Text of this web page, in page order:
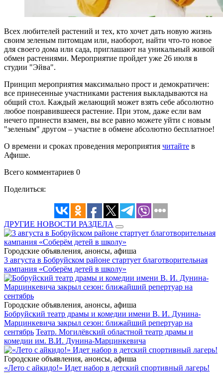
Всех любителей растений и тех, кто хочет дать новую жизнь
своим зеленым питомцам или, наоборот, найти что-то новое
для своего дома или сада, приглашают на уникальный живой
обмен растениями. Мероприятие пройдет уже 26 июля в
студии "Эйва".
Принцип мероприятия максимально прост и демократичен:
все принесенные участниками растения выкладываются на
общий стол. Каждый желающий может взять себе абсолютно
любое понравившееся растение. При этом, даже если вам
нечего принести взамен, вы все равно можете уйти с новым
"зеленым" другом – участие в обмене абсолютно бесплатное!
О времени и сроках проведения мероприятия читайте в
Афише.
Всего комментариев 0
Поделиться:
ДРУГИЕ НОВОСТИ РАЗДЕЛА
Городские объявления, анонсы, афиша
3 августа в Бобруйском районе стартует благотворительная
кампания «Соберём детей в школу»
Городские объявления, анонсы, афиша
Бобруйский театр драмы и комедии имени В. И. Дунина-
Марцинкевича закрыл сезон: ближайший репертуар на
сентябрь Театр. Могилёвский областной театр драмы и
комедии им. В.И. Дунина-Марцинкевича
Городские объявления, анонсы, афиша
«Лето с айкидо!» Идет набор в детский спортивный лагерь!